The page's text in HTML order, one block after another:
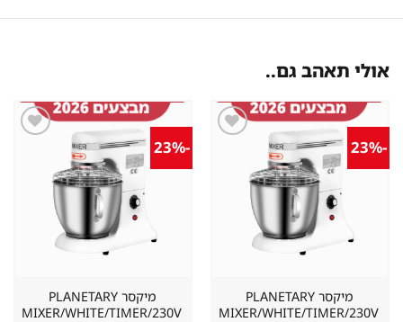
אולי תאהב גם..
במועדפים
מיקסר PLANETARY
MIXER/WHITE/TIMER/230V
במועדפים
מיקסר PLANETARY
MIXER/WHITE/TIMER/230V